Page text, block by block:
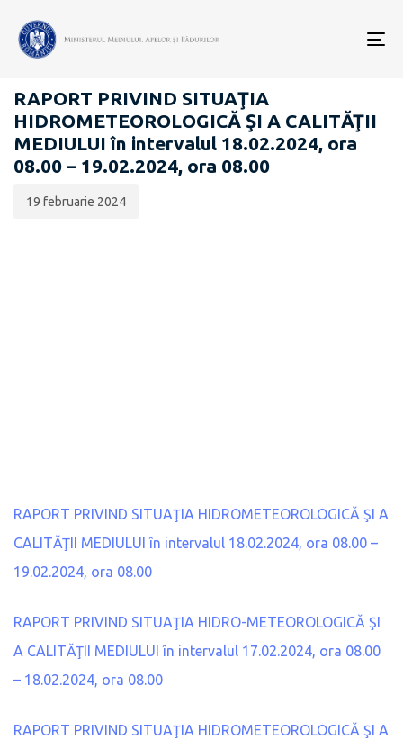
RAPOARTE ZILNICE STAREA MEDIULUI
RAPORT PRIVIND SITUAŢIA
HIDROMETEOROLOGICĂ ŞI A CALITĂŢII
MEDIULUI în intervalul 18.02.2024, ora
08.00 – 19.02.2024, ora 08.00
publicării:
19 februarie 2024
RAPORT PRIVIND SITUAŢIA HIDROMETEOROLOGICĂ ŞI A
CALITĂŢII MEDIULUI în intervalul 18.02.2024, ora 08.00 –
19.02.2024, ora 08.00
RAPORT PRIVIND SITUAŢIA HIDRO-METEOROLOGICĂ ŞI
A CALITĂŢII MEDIULUI în intervalul 17.02.2024, ora 08.00
– 18.02.2024, ora 08.00
RAPORT PRIVIND SITUAŢIA HIDROMETEOROLOGICĂ ŞI A